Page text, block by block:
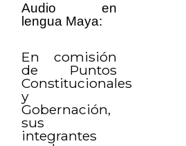
Audio en
lengua Maya:
En comisión
de Puntos
Constitucionales
y
Gobernación,
sus
integrantes